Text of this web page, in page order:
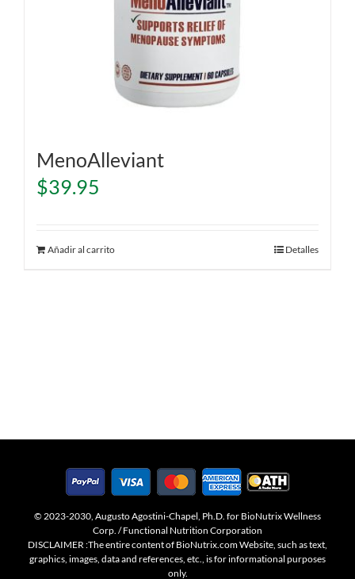
MenoAlleviant
$39.95
Añadir al carrito Detalles
© 2023-2030, Augusto Agostini-Chapel, Ph.D. for BioNutrix Wellness
Corp. / Functional Nutrition Corporation
DISCLAIMER :The entire content of BioNutrix.com Website, such as text,
graphics, images, data and references, etc., is for informational purposes
only.